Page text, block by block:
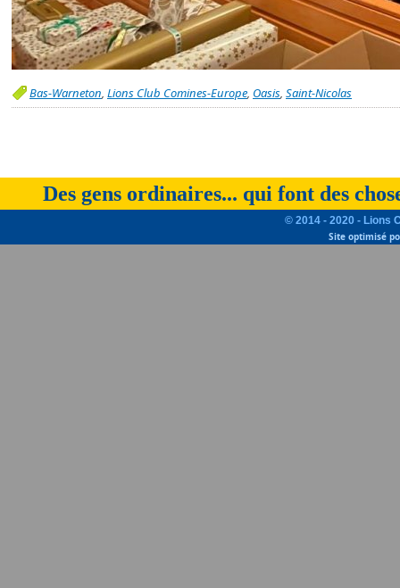
Bas-Warneton, Lions Club Comines-Europe, Oasis, Saint-Nicolas
Des gens ordinaires... qui font des
© 2014 - 2020 - Lions
Site optimisé